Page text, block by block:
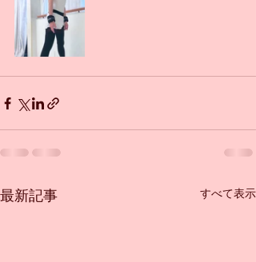
最新記事 すべて表示